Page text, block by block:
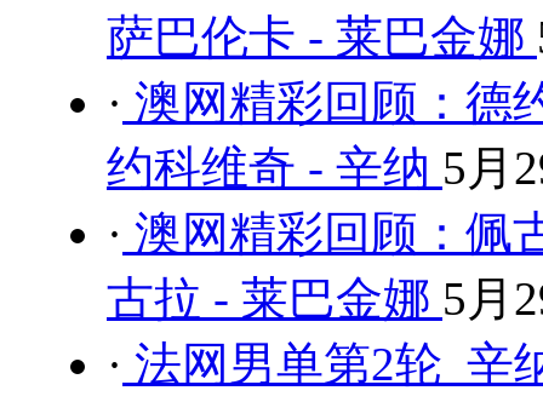
萨巴伦卡 - 莱巴金娜
· 澳网精彩回顾：德
约科维奇 - 辛纳 5月
· 澳网精彩回顾：佩
古拉 - 莱巴金娜 5月
· 法网男单第2轮 辛